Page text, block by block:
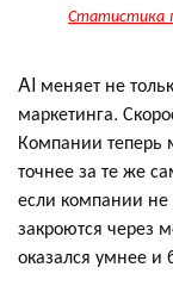
Статистика
AI меняет не
маркетинга.
Компании теперь
точнее за те же
если компании
закроются через
оказался умнее и